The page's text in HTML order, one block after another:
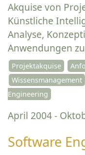
Akquise von
Künstliche
Analyse,
Anwendungen
Projektakquise
Wissensmanagement
Engineering
April 2004 -
Software